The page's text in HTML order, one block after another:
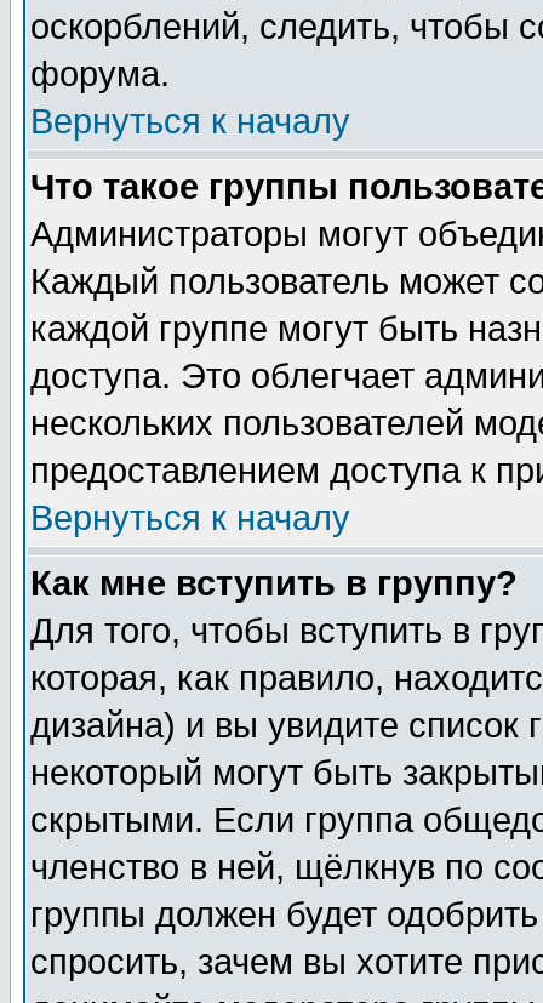
оскорблений, следить, чтобы
форума.
Вернуться к началу
Что такое группы
Администраторы могут
Каждый пользователь может
каждой группе могут быть
доступа. Это облегчает
нескольких пользователей
предоставлением доступа к
Вернуться к началу
Как мне вступить в группу?
Для того, чтобы вступить в
которая, как правило,
дизайна) и вы увидите список
некоторый могут быть
скрытыми. Если группа
членство в ней, щёлкнув по
группы должен будет
спросить, зачем вы хотите